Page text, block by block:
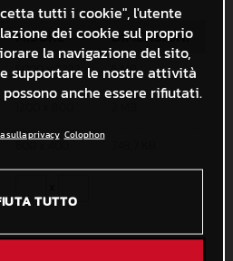
MISURE DIMENSIONI
5000 x 3333 5 MB
600 x 400
tutti i cookie", l'utente
dei cookie sul proprio
la navigazione del sito,
supportare le nostre attività
anche essere rifiutati.
sulla privacy Colophon
TUTTO